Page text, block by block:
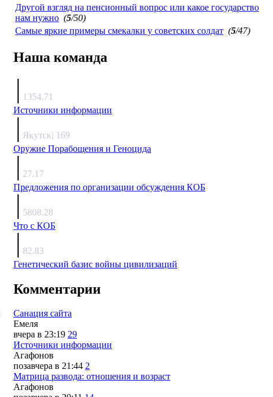
Другой взгляд на пенсионный вопрос или какое государство
нам нужно (5/50)
Самые яркие примеры смекалки у советских солдат (5/47)
Наша команда
1354.71
Источники информации
Якутск| 169
Оружие Порабощения и Геноцида
27.17
Предложения по организации обсуждения КОБ
5808.28
Что с КОБ
82.83
Генетический базис войны цивилизаций
Комментарии
Санация сайта
Емеля
вчера в 23:19 29
Источники информации
Агафонов
позавчера в 21:44 2
Матрица развода: отношения и возраст
Агафонов